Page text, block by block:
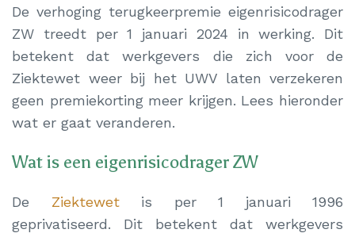
De verhoging terugkeerpremie eigenrisicodrager
ZW treedt per 1 januari 2024 in werking. Dit
betekent dat werkgevers die zich voor de
Ziektewet weer bij het UWV laten verzekeren
geen premiekorting meer krijgen. Lees hieronder
wat er gaat veranderen.
Wat is een eigenrisicodrager ZW
De Ziektewetis per 1 januari 1996
geprivatiseerd. Dit betekent dat werkgevers